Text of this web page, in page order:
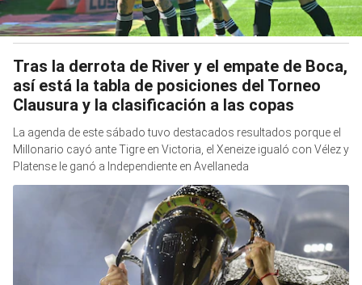
Tras la derrota de River y el empate de Boca,
así está la tabla de posiciones del Torneo
Clausura y la clasificación a las copas
La agenda de este sábado tuvo destacados resultados porque el
Millonario cayó ante Tigre en Victoria, el Xeneize igualó con Vélez y
Platense le ganó a Independiente en Avellaneda